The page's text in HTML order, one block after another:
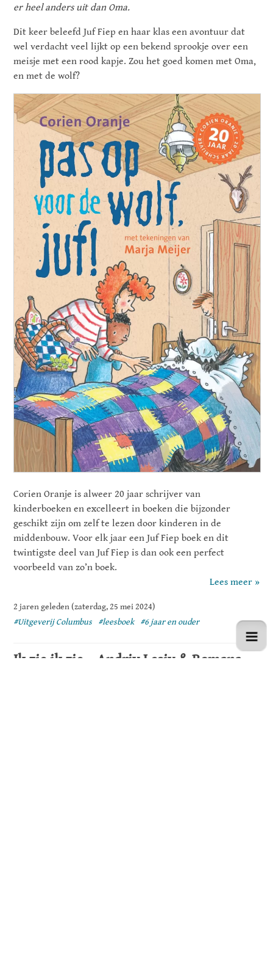
er heel anders uit dan Oma.
Dit keer beleefd Juf Fiep en haar klas een avontuur dat
wel verdacht veel lijkt op een bekend sprookje over een
meisje met een rood kapje. Zou het goed komen met Oma,
en met de wolf?
Corien Oranje is alweer 20 jaar schrijver van
kinderboeken en excelleert in boeken die bijzonder
geschikt zijn om zelf te lezen door kinderen in de
middenbouw. Voor elk jaar een Juf Fiep boek en dit
twintigste deel van Juf Fiep is dan ook een perfect
voorbeeld van zo’n boek.
Lees meer »
2 jaren geleden (zaterdag, 25 mei 2024)
#Uitgeverij Columbus
#leesboek #6 jaar en ouder
Ik zie ik zie – Andriy Lesiv & Romana